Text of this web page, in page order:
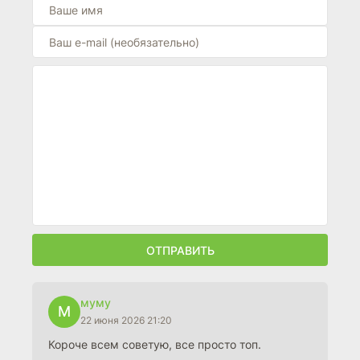
ОТПРАВИТЬ
М
муму
22 июня 2026 21:20
Короче всем советую, все просто топ.